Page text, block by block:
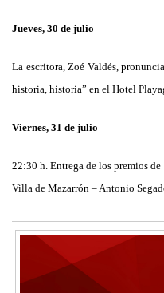
Jueves, 30 de julio
La escritora, Zoé Valdés,
historia, historia” en el Hotel
Viernes, 31 de julio
22:30 h. Entrega de los premios
Villa de Mazarrón – Antonio